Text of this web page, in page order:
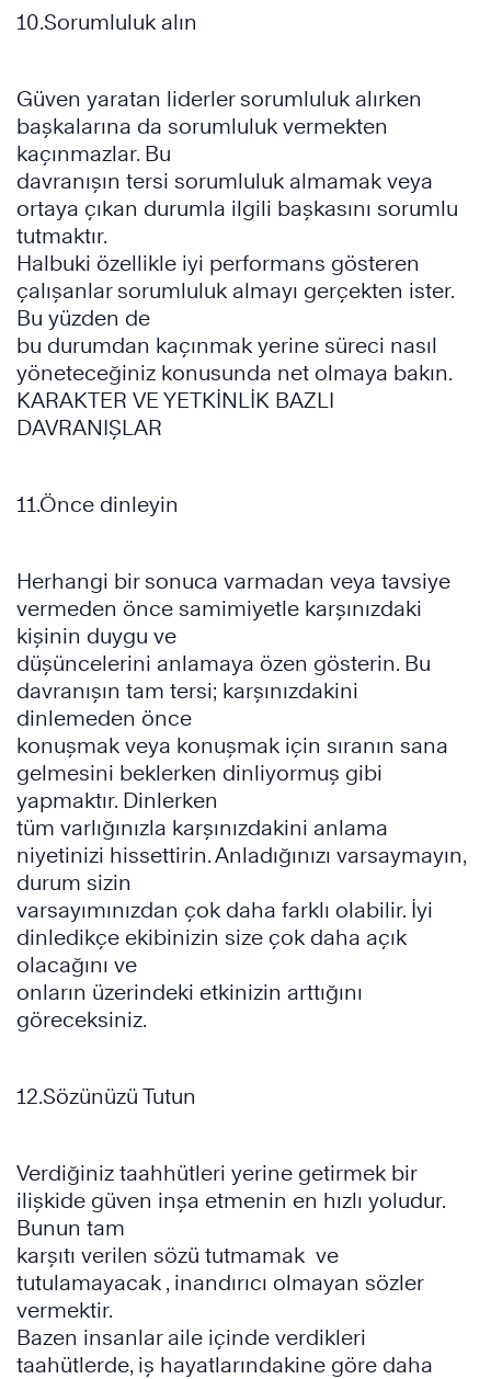
10.Sorumluluk alın
Güven yaratan liderler sorumluluk alırken
başkalarına da sorumluluk vermekten
kaçınmazlar. Bu
davranışın tersi sorumluluk almamak veya
ortaya çıkan durumla ilgili başkasını sorumlu
tutmaktır.
Halbuki özellikle iyi performans gösteren
çalışanlar sorumluluk almayı gerçekten ister.
Bu yüzden de
bu durumdan kaçınmak yerine süreci nasıl
yöneteceğiniz konusunda net olmaya bakın.
KARAKTER VE YETKİNLİK BAZLI
DAVRANIŞLAR
11.Önce dinleyin
Herhangi bir sonuca varmadan veya tavsiye
vermeden önce samimiyetle karşınızdaki
kişinin duygu ve
düşüncelerini anlamaya özen gösterin. Bu
davranışın tam tersi; karşınızdakini
dinlemeden önce
konuşmak veya konuşmak için sıranın sana
gelmesini beklerken dinliyormuş gibi
yapmaktır. Dinlerken
tüm varlığınızla karşınızdakini anlama
niyetinizi hissettirin. Anladığınızı varsaymayın,
durum sizin
varsayımınızdan çok daha farklı olabilir. İyi
dinledikçe ekibinizin size çok daha açık
olacağını ve
onların üzerindeki etkinizin arttığını
göreceksiniz.
12.Sözünüzü Tutun
Verdiğiniz taahhütleri yerine getirmek bir
ilişkide güven inşa etmenin en hızlı yoludur.
Bunun tam
karşıtı verilen sözü tutmamak ve
tutulamayacak , inandırıcı olmayan sözler
vermektir.
Bazen insanlar aile içinde verdikleri
taahütlerde, iş hayatlarındakine göre daha